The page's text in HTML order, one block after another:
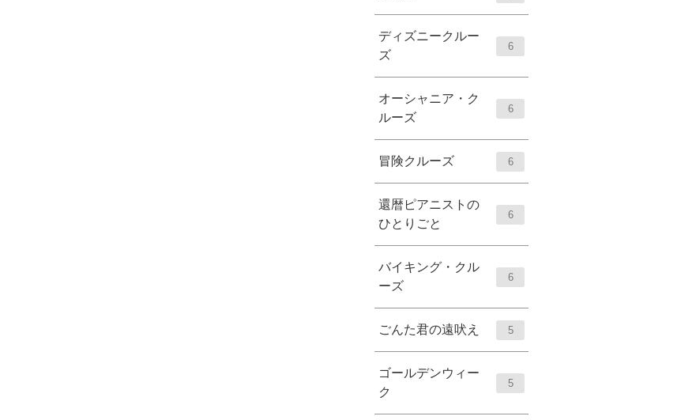
ディズニークルー
ズ
6
オーシャニア・ク
ルーズ
6
冒険クルーズ 6
還暦ピアニストの
ひとりごと
6
バイキング・クル
ーズ
6
ごんた君の遠吠え 5
ゴールデンウィー
ク
5